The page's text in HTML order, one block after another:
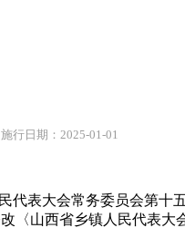
日期：2025-01-01
代表大会常务委员会第
〈山西省乡镇人民代表大